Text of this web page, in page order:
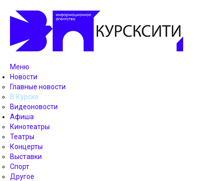
Меню
Новости
Главные новости
В Курске
Видеоновости
Афиша
Кинотеатры
Театры
Концерты
Выставки
Спорт
Другое